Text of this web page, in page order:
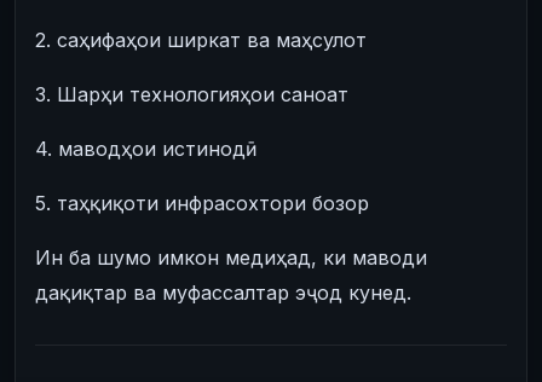
2. саҳифаҳои ширкат ва маҳсулот
3. Шарҳи технологияҳои саноат
4. маводҳои истинодӣ
5. таҳқиқоти инфрасохтори бозор
Ин ба шумо имкон медиҳад, ки маводи
дақиқтар ва муфассалтар эҷод кунед.